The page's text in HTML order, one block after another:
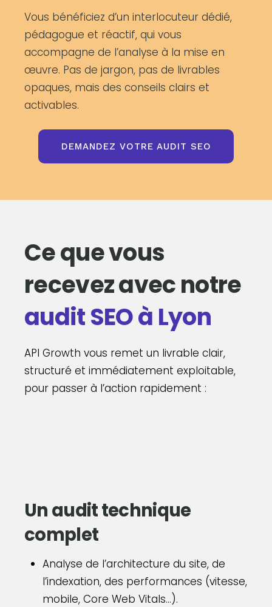
Vous bénéficiez d’un interlocuteur dédié,
pédagogue et réactif, qui vous
accompagne de l’analyse à la mise en
œuvre. Pas de jargon, pas de livrables
opaques, mais des conseils clairs et
activables.
DEMANDEZ VOTRE AUDIT SEO
Ce que vous
recevez avec notre
audit SEO à Lyon
API Growth vous remet un livrable clair,
structuré et immédiatement exploitable,
pour passer à l’action rapidement :
Un audit technique
complet
Analyse de l’architecture du site, de
l’indexation, des performances (vitesse,
mobile, Core Web Vitals…).